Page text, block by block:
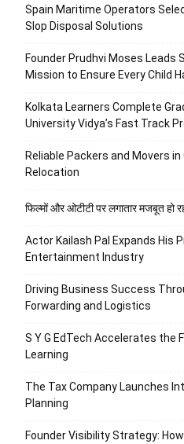
Spain Maritime Operators
Slop Disposal Solutions
Founder Prudhvi Moses Leads
Mission to Ensure Every Child
Kolkata Learners Complete
University Vidya’s Fast Track
Reliable Packers and Movers
Relocation
फिल्मों और ओटीटी पर लगातार मजबूत हो
Actor Kailash Pal Expands His
Entertainment Industry
Driving Business Success
Forwarding and Logistics
S Y G EdTech Accelerates the
Learning
The Tax Company Launches
Planning
Founder Visibility Strategy: